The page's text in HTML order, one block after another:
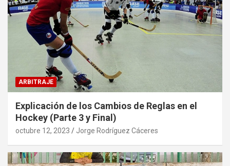
ARBITRAJE
Explicación de los Cambios de Reglas en el
Hockey (Parte 3 y Final)
octubre 12, 2023 Jorge Rodríguez Cáceres